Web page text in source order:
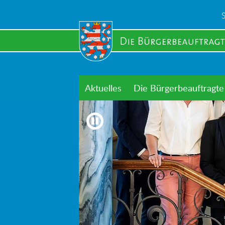
main
Aktuelles Die Bürgerbeauftragte